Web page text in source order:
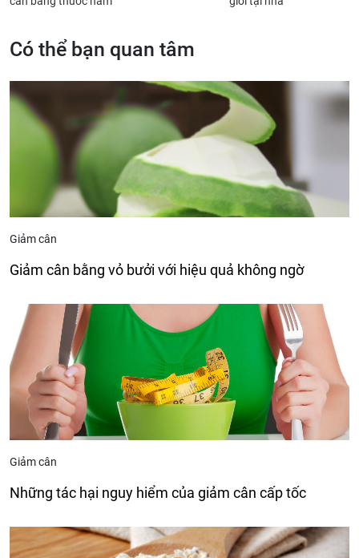
Có thể bạn quan tâm
Giảm cân
Giảm cân bằng vỏ bưởi với hiệu quả không ngờ
Giảm cân
Những tác hại nguy hiểm của giảm cân cấp tốc